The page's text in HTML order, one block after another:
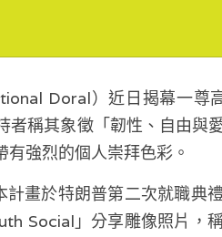
Doral）近日揭幕一尊
稱其象徵「韌性、自由與
強烈的個人崇拜色彩。
畫於特朗普第二次就職典
Social」分享雕像照片，